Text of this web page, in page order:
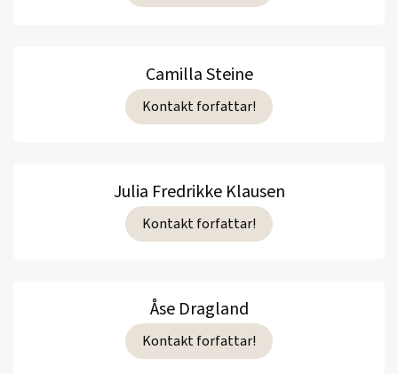
Camilla Steine
Kontakt forfattar!
Julia Fredrikke Klausen
Kontakt forfattar!
Åse Dragland
Kontakt forfattar!